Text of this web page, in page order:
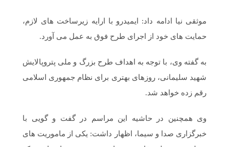
موثقی نیا ادامه داد: ایمیدرو با ارایه زیرساخت های لازم،
حمایت های خود از اجرای طرح فوق به عمل می آورد.
به گفته وی، با توجه به اهداف طرح بزرگ و ملی پتروپالایش
شهید سلیمانی، روزهای بهتری برای نظام جمهوری اسلامی
رقم زده خواهد شد.
وی همچنین در حاشیه این مراسم در گفت و گویی با
خبرگزاری صدا و سیما، اظهار داشت: یکی از ماموریت های